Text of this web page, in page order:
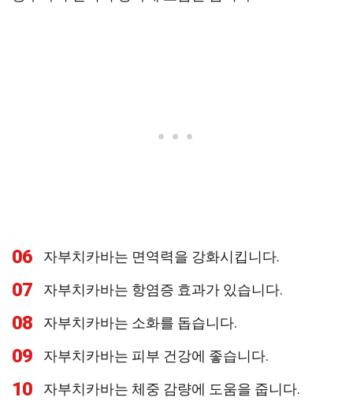
06 자부치카바는 면역력을 강화시킵니다.
07 자부치카바는 항염증 효과가 있습니다.
08 자부치카바는 소화를 돕습니다.
09 자부치카바는 피부 건강에 좋습니다.
10 자부치카바는 체중 감량에 도움을 줍니다.